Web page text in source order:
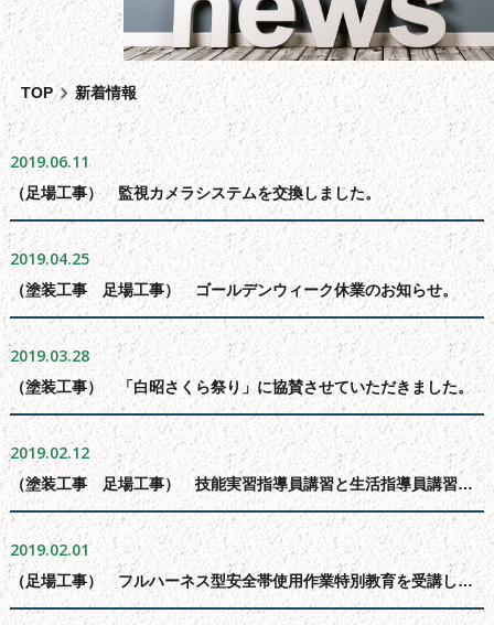
TOP 新着情報
足場実績
資材置場について
先輩社員の声
スタッフ紹介
よくある質問
会社概要
無料お見積もり
お問い合わせフォーム
サイトマップ
シーリング工事について
新着情報
ブログ
2019.06.11
（足場工事） 監視カメラシステムを交換しました。
2019.04.25
（塗装工事 足場工事） ゴールデンウィーク休業のお知らせ。
2019.03.28
（塗装工事） 「白昭さくら祭り」に協賛させていただきました。
2019.02.12
（塗装工事 足場工事） 技能実習指導員講習と生活指導員講習を受講しました。
2019.02.01
（足場工事） フルハーネス型安全帯使用作業特別教育を受講しました。